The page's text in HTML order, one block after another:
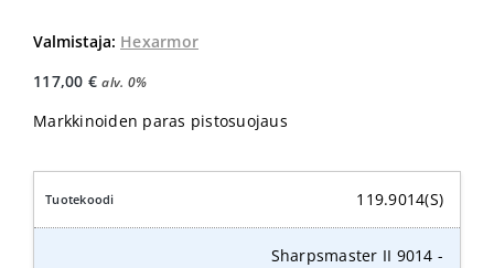
Valmistaja: Hexarmor
117,00 € alv. 0%
Markkinoiden paras pistosuojaus
119.9014(S)
Sharpsmaster II 9014 -